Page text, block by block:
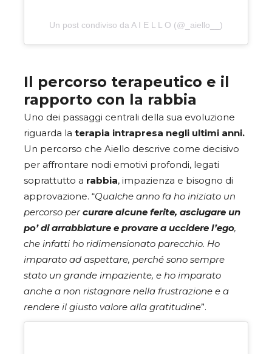
Un post condiviso da A I E L L O (@_aiello__)
Il percorso terapeutico e il
rapporto con la rabbia
Uno dei passaggi centrali della sua evoluzione
riguarda la terapia intrapresa negli ultimi anni.
Un percorso che Aiello descrive come decisivo
per affrontare nodi emotivi profondi, legati
soprattutto a rabbia, impazienza e bisogno di
approvazione. “Qualche anno fa ho iniziato un
percorso percurare alcune ferite, asciugare un
po’ di arrabbiature e provare a uccidere l’ego,
che infatti ho ridimensionato parecchio. Ho
imparato ad aspettare, perché sono sempre
stato un grande impaziente, e ho imparato
anche a non ristagnare nella frustrazione e a
rendere il giusto valore alla gratitudine”.